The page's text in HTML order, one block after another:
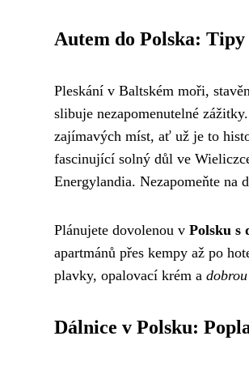
Autem do Polska: Tipy
Pleskání v Baltském moři,
slibuje nezapomenutelné
zajímavých míst, ať už je to
fascinující solný důl ve
Energylandia. Nezapomeňte na
Plánujete dovolenou v Polsku s
apartmánů přes kempy až po
plavky, opalovací krém a
Dálnice v Polsku: